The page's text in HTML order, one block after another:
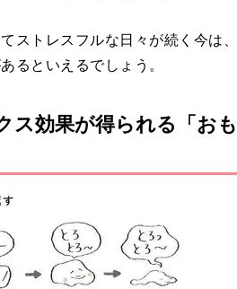
ストレスフルな日々が続く今は
るといえるでしょう。
ス効果が得られる「お